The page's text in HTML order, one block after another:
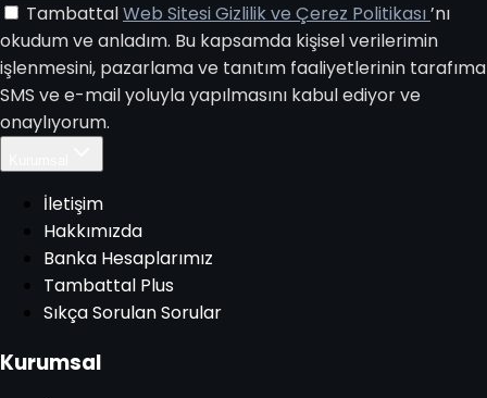
TambattalWeb Sitesi Gizlilik ve Çerez Politikası’nı
okudum ve anladım. Bu kapsamda kişisel verilerimin
işlenmesini, pazarlama ve tanıtım faaliyetlerinin tarafıma
SMS ve e-mail yoluyla yapılmasını kabul ediyor ve
onaylıyorum.
İletişim
Hakkımızda
Banka Hesaplarımız
Tambattal Plus
Sıkça Sorulan Sorular
Kurumsal